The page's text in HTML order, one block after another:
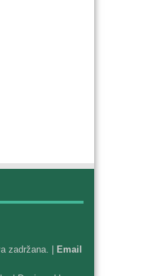
zadržana. | Email